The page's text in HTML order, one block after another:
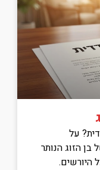
על
בן הזוג הנותר
היורשים.